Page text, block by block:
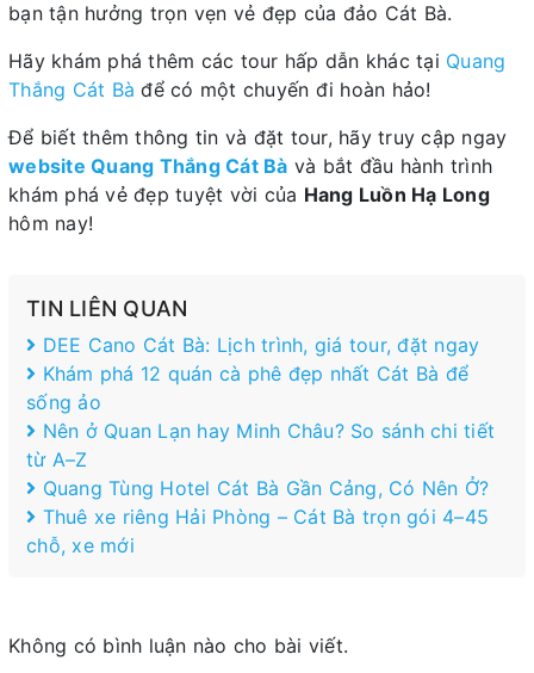
bạn tận hưởng trọn vẹn vẻ đẹp của đảo Cát Bà.
Hãy khám phá thêm các tour hấp dẫn khác tại Quang
Thắng Cát Bà để có một chuyến đi hoàn hảo!
Để biết thêm thông tin và đặt tour, hãy truy cập ngay
website Quang Thắng Cát Bà và bắt đầu hành trình
khám phá vẻ đẹp tuyệt vời của Hang Luồn Hạ Long
hôm nay!
TIN LIÊN QUAN
DEE Cano Cát Bà: Lịch trình, giá tour, đặt ngay
Khám phá 12 quán cà phê đẹp nhất Cát Bà để
sống ảo
Nên ở Quan Lạn hay Minh Châu? So sánh chi tiết
từ A–Z
Quang Tùng Hotel Cát Bà Gần Cảng, Có Nên Ở?
Thuê xe riêng Hải Phòng – Cát Bà trọn gói 4–45
chỗ, xe mới
Không có bình luận nào cho bài viết.